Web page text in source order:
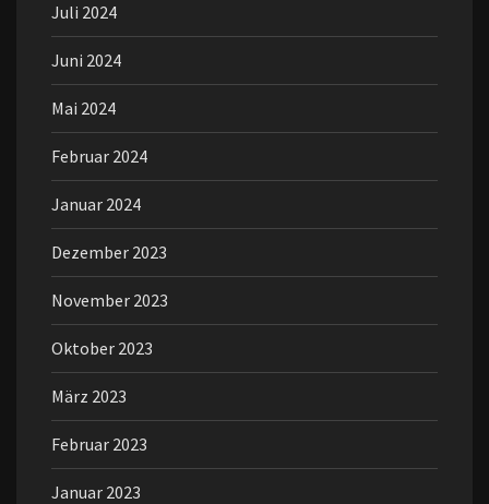
Juli 2024
Juni 2024
Mai 2024
Februar 2024
Januar 2024
Dezember 2023
November 2023
Oktober 2023
März 2023
Februar 2023
Januar 2023